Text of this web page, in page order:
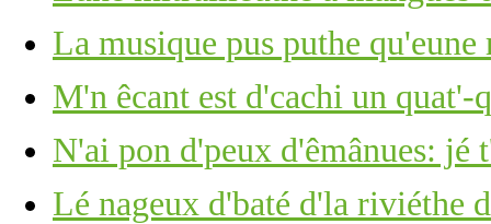
La musique pus puthe
M'n êcant est d'cachi un quat'-
N'ai pon d'peux d'êmânues: jé
Lé nageux d'baté d'la riviéthe